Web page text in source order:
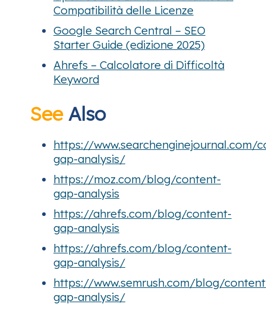
Compatibilità delle Licenze
Google Search Central – SEO
Starter Guide (edizione 2025)
Ahrefs – Calcolatore di Difficoltà
Keyword
SeeAlso
https://www.searchenginejournal.com/
gap-analysis/
https://moz.com/blog/content-
gap-analysis
https://ahrefs.com/blog/content-
gap-analysis
https://ahrefs.com/blog/content-
gap-analysis/
https://www.semrush.com/blog/
gap-analysis/